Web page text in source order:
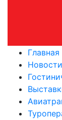
Главная
Новости